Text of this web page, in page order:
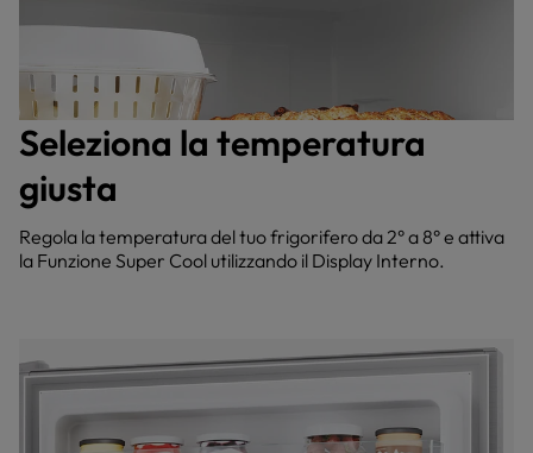
Seleziona la temperatura
giusta
Regola la temperatura del tuo frigorifero da 2° a 8° e attiva
la Funzione Super Cool utilizzando il Display Interno.